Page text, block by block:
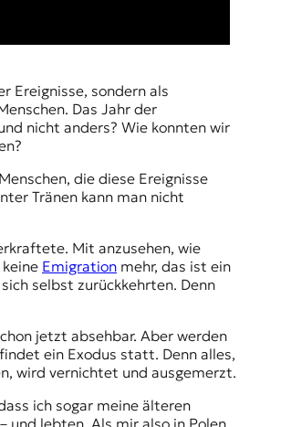
Das Jahr der
nicht anders? Wie konnten wir
die diese Ereignisse
Tränen kann man nicht
Mit anzusehen, wie
Emigration mehr, das ist ein
selbst zurückkehrten. Denn
jetzt absehbar. Aber werden
ein Exodus statt. Denn alles,
wird vernichtet und ausgemerzt.
ich sogar meine älteren